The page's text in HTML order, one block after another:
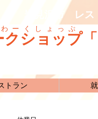
岩見沢市 レ
クショップ
ーくしょっぷ
トラン